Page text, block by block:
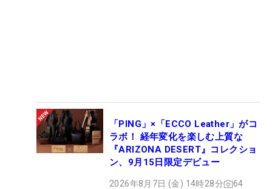
「PING」×「ECCO Leather」がコ
ラボ！ 経年変化を楽しむ上質な
『ARIZONA DESERT』コレクショ
ン、9月15日限定デビュー
2026年8月7日 (金) 14時28分 64